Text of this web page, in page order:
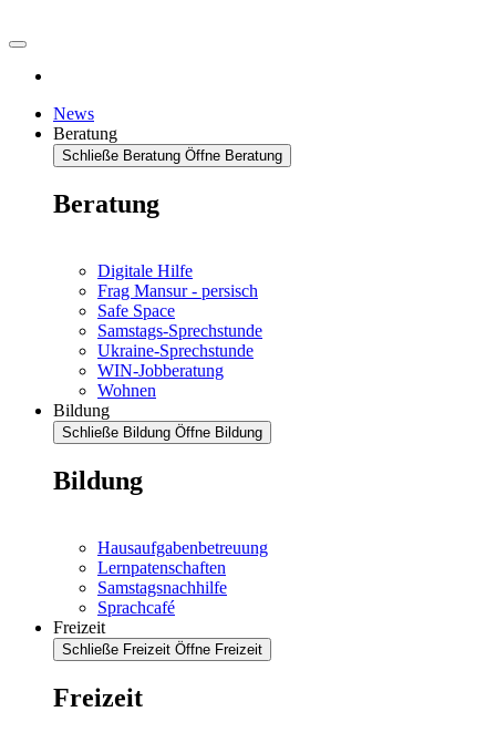
News
Beratung
Schließe Beratung Öffne Beratung
Beratung
Digitale Hilfe
Frag Mansur - persisch
Safe Space
Samstags-Sprechstunde
Ukraine-Sprechstunde
WIN-Jobberatung
Wohnen
Bildung
Schließe Bildung Öffne Bildung
Bildung
Hausaufgabenbetreuung
Lernpatenschaften
Samstagsnachhilfe
Sprachcafé
Freizeit
Schließe Freizeit Öffne Freizeit
Freizeit